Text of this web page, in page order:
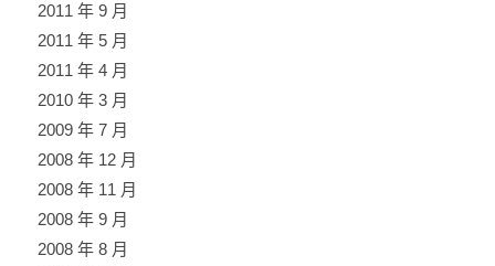
2011 年 9 月
2011 年 5 月
2011 年 4 月
2010 年 3 月
2009 年 7 月
2008 年 12 月
2008 年 11 月
2008 年 9 月
2008 年 8 月